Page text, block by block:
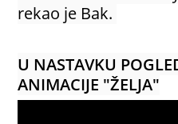
rekao je Bak.
U NASTAVKU
ANIMACIJE "ŽELJA"